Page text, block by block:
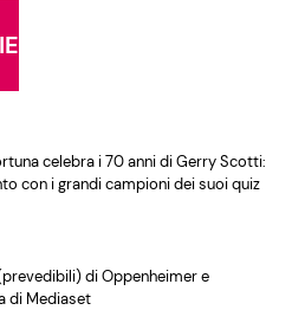
celebra i 70 anni di Gerry Scotti:
con i grandi campioni dei suoi quiz
di Oppenheimer e
di Mediaset